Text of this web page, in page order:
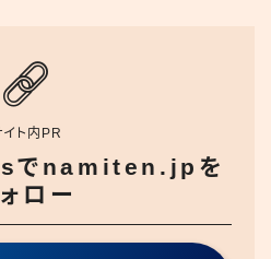
イト内PR
でnamiten.jpを
ロー